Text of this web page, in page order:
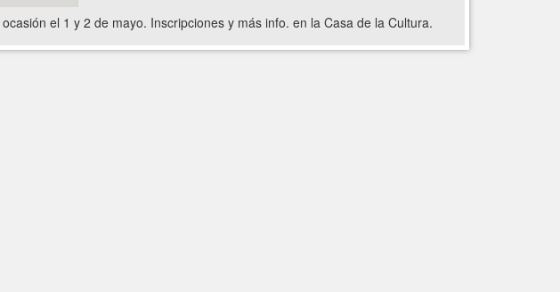
el 1 y 2 de mayo. Inscripciones y más info. en la Casa de la Cultura.